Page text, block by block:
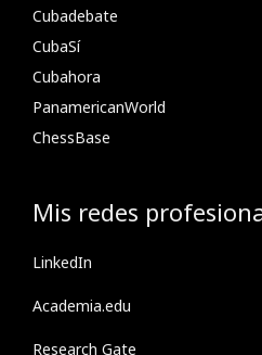
Cubadebate
CubaSí
Cubahora
PanamericanWorld
ChessBase
Mis redes
LinkedIn
Academia.edu
Research Gate